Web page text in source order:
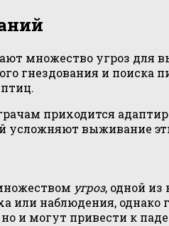
множество угроз для
гнездования и
приходится
усложняют выживание
угроз, одной
или наблюдения, однако
и могут привести к